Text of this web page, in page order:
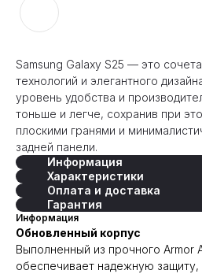
Samsung Galaxy S25 — это
технологий и элегантного
уровень удобства и
тоньше и легче, сохранив при
плоскими гранями и
задней панели.
Информация
Характеристики
Оплата и доставка
Гарантия
Информация
Обновленный корпус
Выполненный из прочного Armor
обеспечивает надежную защиту,